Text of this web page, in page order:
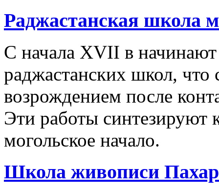
Раджастанская школа
С начала XVII в
раджастанских школ,
возрождением после
Эти работы синтезируют
могольское начало.
Школа живописи